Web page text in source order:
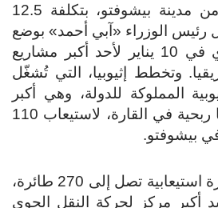
أديس أبابا، بالقرب من مدينة بيشوفتو، بتكلفة 12.5
رئيس الوزراء «آبي أحمد» بوضع
حجر الأساس الرمزي في 10 يناير لأحد أكبر مشاريع
وتخطط إثيوبيا، التي تُشغّل
المملوكة للدولة، وهي أكبر
شركة طيران وأكثرها ربحية في القارة، لاستيعاب 110
بيشوفتو.
بـ«أربعة» مدارج وقدرة استيعابية تصل إلى 270 طائرة،
أكبر مركز لحركة النقل الجوي